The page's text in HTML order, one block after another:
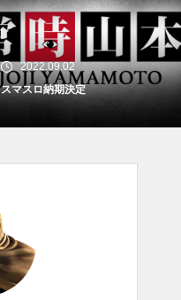
2022.09.02
スマスロ納期決定